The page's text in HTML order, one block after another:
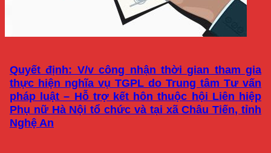
Quyết định: V/v công nhận thời gian tham gia
thực hiện nghĩa vụ TGPL do Trung tâm Tư vấn
pháp luật – Hỗ trợ kết hôn thuộc hội Liên hiệp
Phụ nữ Hà Nội tổ chức và tại xã Châu Tiến, tỉnh
Nghệ An